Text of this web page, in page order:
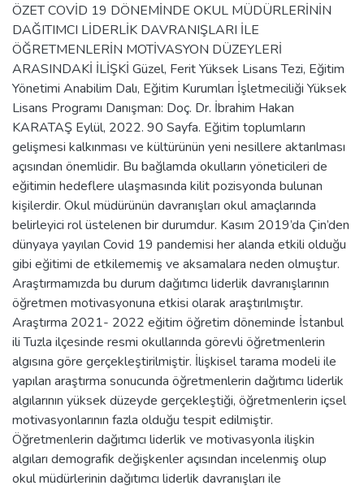
ÖZET COVİD 19 DÖNEMİNDE OKUL MÜDÜRLERİNİN
DAĞITIMCI LİDERLİK DAVRANIŞLARI İLE
ÖĞRETMENLERİN MOTİVASYON DÜZEYLERİ
ARASINDAKİ İLİŞKİ Güzel, Ferit Yüksek Lisans Tezi, Eğitim
Yönetimi Anabilim Dalı, Eğitim Kurumları İşletmeciliği Yüksek
Lisans Programı Danışman: Doç. Dr. İbrahim Hakan
KARATAŞ Eylül, 2022. 90 Sayfa. Eğitim toplumların
gelişmesi kalkınması ve kültürünün yeni nesillere aktarılması
açısından önemlidir. Bu bağlamda okulların yöneticileri de
eğitimin hedeflere ulaşmasında kilit pozisyonda bulunan
kişilerdir. Okul müdürünün davranışları okul amaçlarında
belirleyici rol üstelenen bir durumdur. Kasım 2019’da Çin’den
dünyaya yayılan Covid 19 pandemisi her alanda etkili olduğu
gibi eğitimi de etkilememiş ve aksamalara neden olmuştur.
Araştırmamızda bu durum dağıtımcı liderlik davranışlarının
öğretmen motivasyonuna etkisi olarak araştırılmıştır.
Araştırma 2021- 2022 eğitim öğretim döneminde İstanbul
ili Tuzla ilçesinde resmi okullarında görevli öğretmenlerin
algısına göre gerçekleştirilmiştir. İlişkisel tarama modeli ile
yapılan araştırma sonucunda öğretmenlerin dağıtımcı liderlik
algılarının yüksek düzeyde gerçekleştiği, öğretmenlerin içsel
motivasyonlarının fazla olduğu tespit edilmiştir.
Öğretmenlerin dağıtımcı liderlik ve motivasyonla ilişkin
algıları demografik değişkenler açısından incelenmiş olup
okul müdürlerinin dağıtımcı liderlik davranışları ile